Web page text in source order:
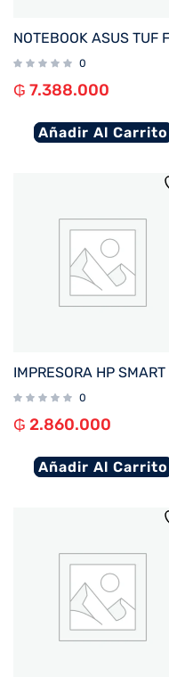
0
₲ 7.388.000
Añadir Al Carrito
0
₲ 2.860.000
Añadir Al Carrito